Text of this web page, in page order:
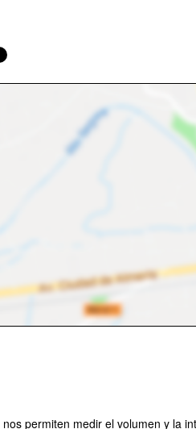
permiten medir el volumen y la
de Derecho del s. XXI"